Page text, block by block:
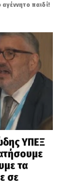
παιδί!
ΥΠΕΞ
τα
σε